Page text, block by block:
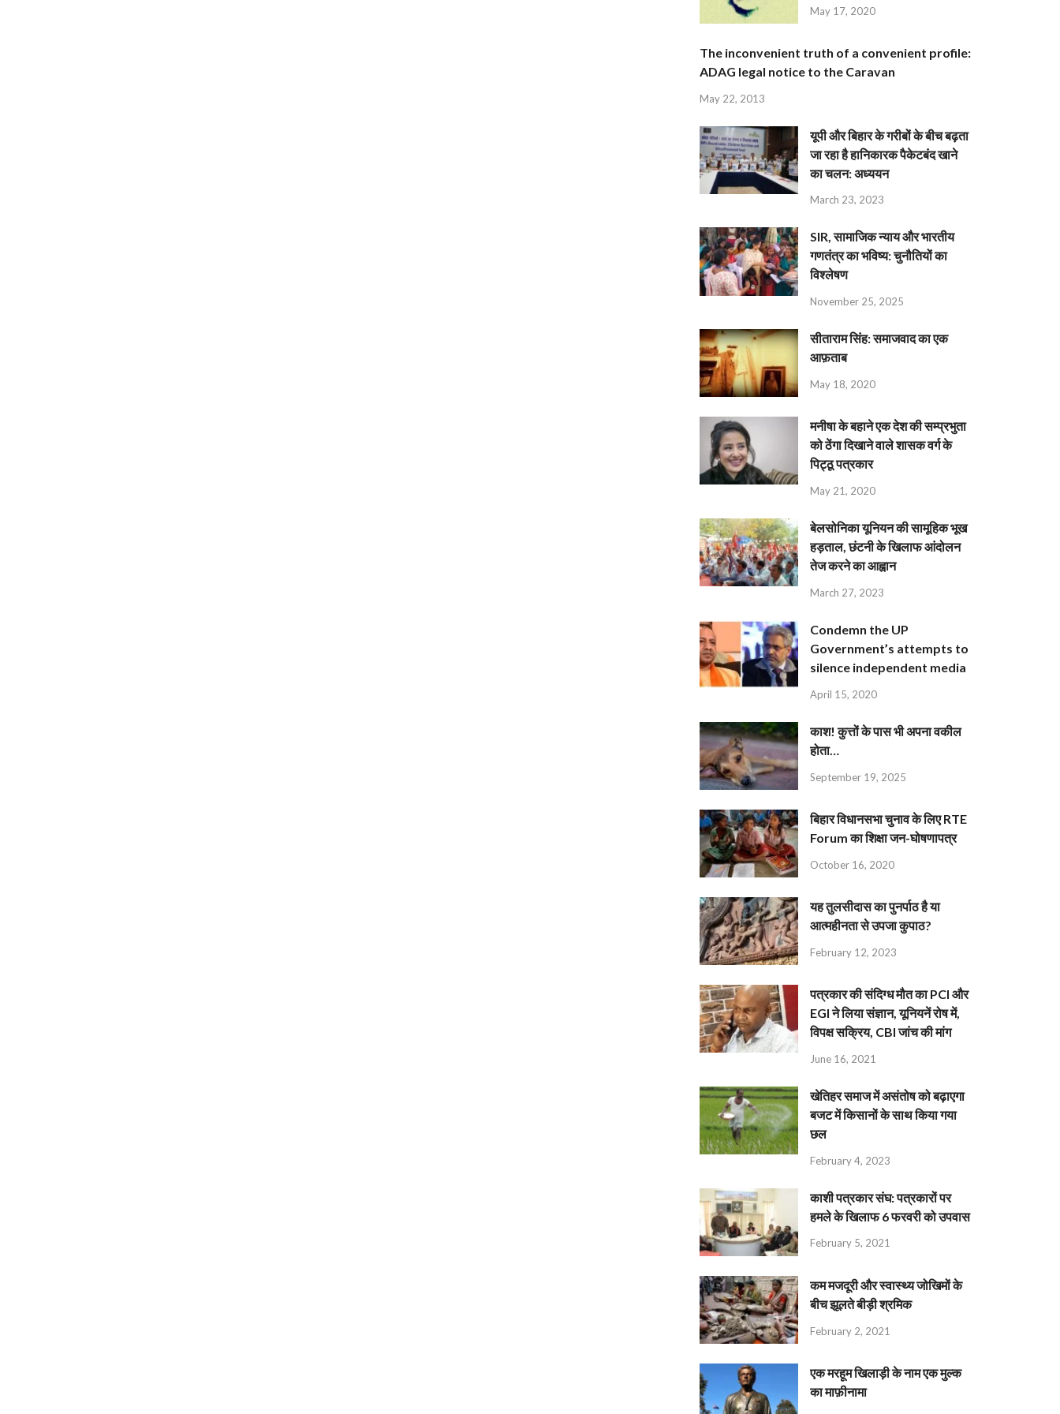
May 17, 2020
The inconvenient truth of a convenient profile:
ADAG legal notice to the Caravan
May 22, 2013
यूपी और बिहार के गरीबों के बीच बढ़ता
जा रहा है हानिकारक पैकेटबंद खाने
का चलन: अध्ययन
March 23, 2023
SIR, सामाजिक न्याय और भारतीय
गणतंत्र का भविष्य: चुनौतियों का
विश्लेषण
November 25, 2025
सीताराम सिंह: समाजवाद का एक
आफ़ताब
May 18, 2020
मनीषा के बहाने एक देश की सम्प्रभुता
को ठेंगा दिखाने वाले शासक वर्ग के
पिट्ठू पत्रकार
May 21, 2020
बेलसोनिका यूनियन की सामूहिक भूख
हड़ताल, छंटनी के खिलाफ आंदोलन
तेज करने का आह्वान
March 27, 2023
Condemn the UP
Government’s attempts to
silence independent media
April 15, 2020
काश! कुत्तों के पास भी अपना वकील
होता…
September 19, 2025
बिहार विधानसभा चुनाव के लिए RTE
Forum का शिक्षा जन-घोषणापत्र
October 16, 2020
यह तुलसीदास का पुनर्पाठ है या
आत्महीनता से उपजा कुपाठ?
February 12, 2023
पत्रकार की संदिग्ध मौत का PCI और
EGI ने लिया संज्ञान, यूनियनें रोष में,
विपक्ष सक्रिय, CBI जांच की मांग
June 16, 2021
खेतिहर समाज में असंतोष को बढ़ाएगा
बजट में किसानों के साथ किया गया
छल
February 4, 2023
काशी पत्रकार संघ: पत्रकारों पर
हमले के खिलाफ 6 फरवरी को उपवास
February 5, 2021
कम मजदूरी और स्वास्थ्य जोखिमों के
बीच झूलते बीड़ी श्रमिक
February 2, 2021
एक मरहूम खिलाड़ी के नाम एक मुल्क
का माफ़ीनामा